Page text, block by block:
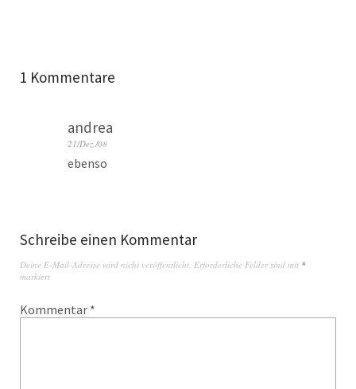
1 Kommentare
andrea
21/Dez./08
ebenso
Schreibe einen Kommentar
Deine E-Mail-Adresse wird nicht veröffentlicht. Erforderliche Felder sind mit *
markiert
Kommentar *